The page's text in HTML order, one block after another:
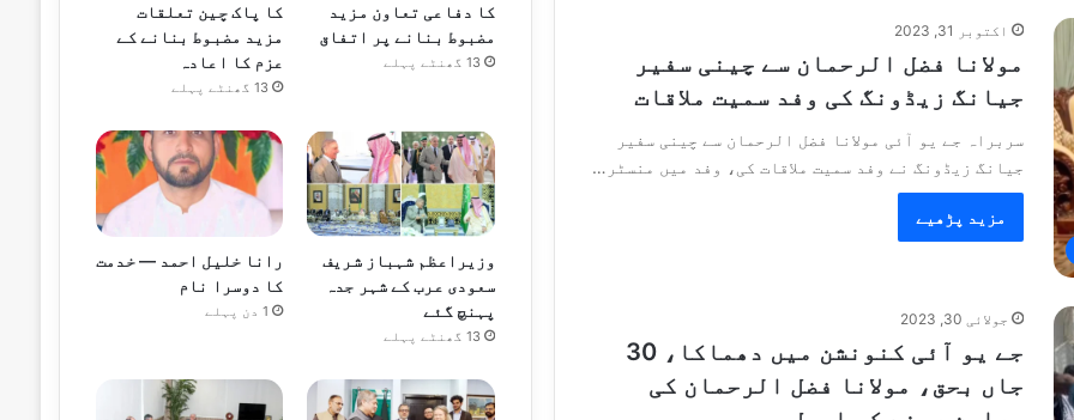
اکتوبر 31, 2023
مولانا فضل الرحمان سے چینی سفیر
جیانگ زیڈونگ کی وفد سمیت ملاقات
سربراہ جے یو آئی مولانا فضل الرحمان سے چینی سفیر
جیانگ زیڈونگ نے وفد سمیت ملاقات کی، وفد میں منسٹر…
مزید پڑھیے
جولائی 30, 2023
جے یو آئی کنونشن میں دھماکا، 30
جاں بحق، مولانا فضل الرحمان کی
کا دفاعی تعاون مزید
مضبوط بنانے پر اتفاق
13 گھنٹے پہلے
کا پاک چین تعلقات
مزید مضبوط بنانے کے
عزم کا اعادہ
13 گھنٹے پہلے
وزیراعظم شہباز شریف
سعودی عرب کے شہر جدہ
پہنچ گئے
13 گھنٹے پہلے
رانا خلیل احمد — خدمت
کا دوسرا نام
1 دن پہلے